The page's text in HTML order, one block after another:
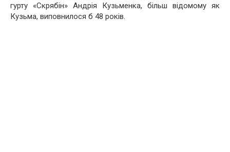
гурту «Скрябін» Андрія Кузьменка, більш відомому як
Кузьма, виповнилося б 48 років.